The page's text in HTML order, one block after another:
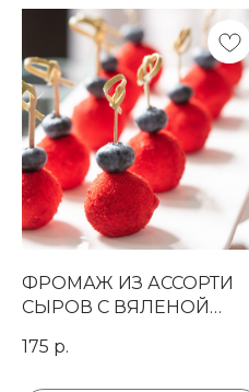
ФРОМАЖ ИЗ АССОРТИ
СЫРОВ С ВЯЛЕНОЙ
В КРАСНОМ "БАРХАТЕ"
175 р.